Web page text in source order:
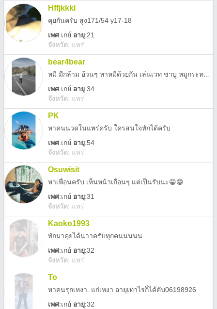
Hffjkkkl
คุยกันครับ สูง171/54 y17-18
เพศ:เกย์ อายุ:21
จังหวัด: แพร่
bear4bear
เพศ:เกย์ อายุ:34
จังหวัด: แพร่
PK
หาคนนวดในแพร่ครับ ใครสนใจทักได้ครับ
เพศ:เกย์ อายุ:54
จังหวัด: แพร่
Osuwisit
หาเพื่อนครับ เห็นหน้าเถื่อนๆ แต่เป็นรับนะ😁😁
เพศ:เกย์ อายุ:31
จังหวัด: แพร่
Kaoko1993
ทักมาคุยได้น่าาครับทุกคนนนนน
เพศ:เกย์ อายุ:32
จังหวัด: แพร่
To
หาคนรุกเหงา. แก่เหงา อายุเท่าไรก็ได้คับ06198926
เพศ:เกย์ อายุ:32